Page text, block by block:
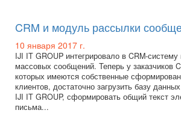
CRM и модуль рассылки
10 января 2017 г.
IJI IT GROUP интегрировало в CRM-
массовых сообщений. Теперь у заказчиков
которых имеются собственные
клиентов, достаточно загрузить базу
IJI IT GROUP, сформировать общий текст
письма...